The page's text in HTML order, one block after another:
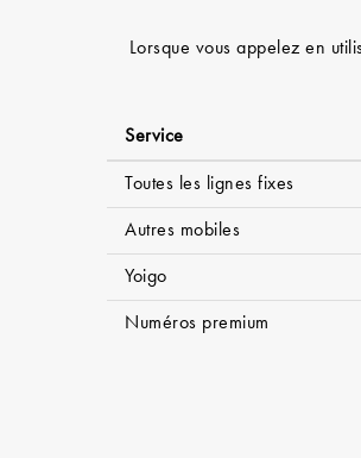
Lorsque vous appelez en
Service
Toutes les lignes fixes
Autres mobiles
Yoigo
Numéros premium